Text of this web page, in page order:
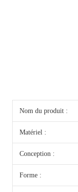
Nom du produit :
Matériel :
Conception :
Forme :